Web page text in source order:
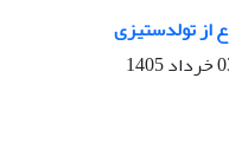
از تولدستیزی
1405